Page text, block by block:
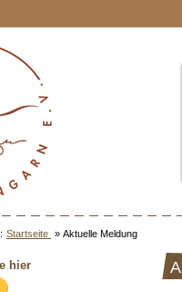
Startseite » Aktuelle Meldung
hier